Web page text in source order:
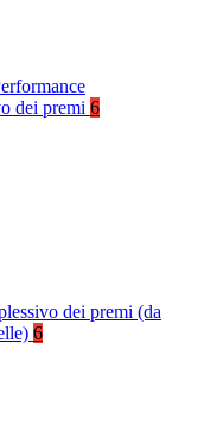
dei premi 6
dei premi (da
6